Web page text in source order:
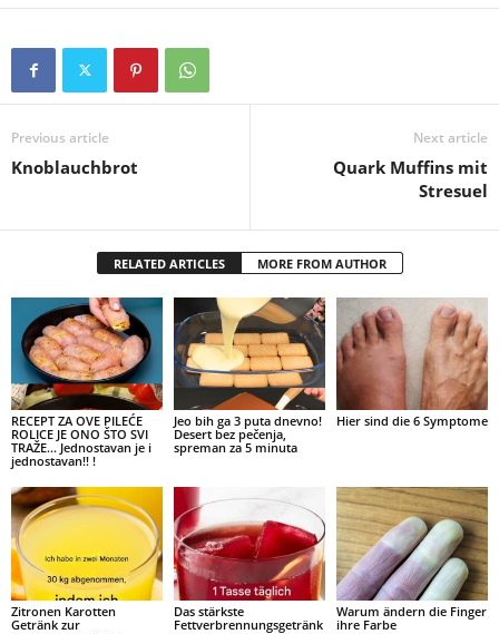
Previous article
Knoblauchbrot
Next article
Quark Muffins mit
Stresuel
RELATED ARTICLES MORE FROM AUTHOR
RECEPT ZA OVE PILEĆE
ROLICE JE ONO ŠTO SVI
TRAŽE… Jednostavan je i
jednostavan!! !
Jeo bih ga 3 puta dnevno!
Desert bez pečenja,
spreman za 5 minuta
Hier sind die 6 Symptome
Zitronen Karotten
Getränk zur
Das stärkste
Fettverbrennungsgetränk
Warum ändern die Finger
ihre Farbe